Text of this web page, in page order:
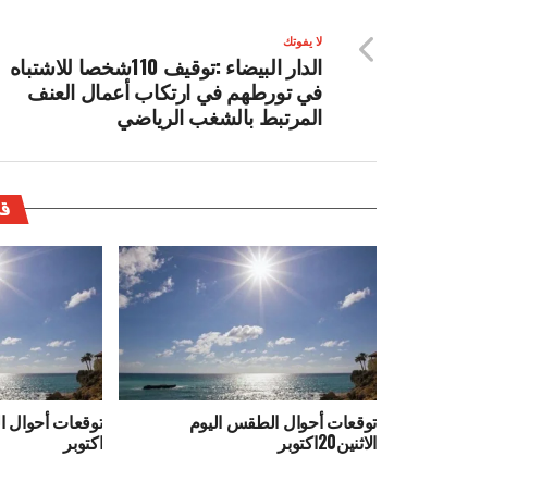
لا يفوتك
الدار البيضاء :توقيف 110شخصا للاشتباه
في تورطهم في ارتكاب أعمال العنف
المرتبط بالشغب الرياضي
توقعات أحوال الطقس اليوم
الاثنين20اكتوبر اكتوبر